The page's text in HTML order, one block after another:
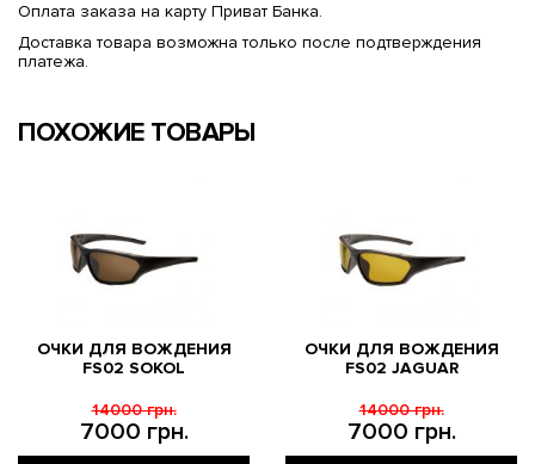
Оплата заказа на карту Приват Банка.
Доставка товара возможна только после подтверждения
платежа.
ПОХОЖИЕ ТОВАРЫ
ОЧКИ ДЛЯ ВОЖДЕНИЯ
FS02 SOKOL
7000 грн.
14000 грн.
ОЧКИ ДЛЯ ВОЖДЕНИЯ
FS02 JAGUAR
7000 грн.
14000 грн.